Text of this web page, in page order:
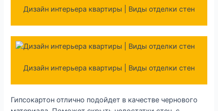
Дизайн интерьера квартиры | Виды отделки стен
Дизайн интерьера квартиры | Виды отделки стен
Гипсокартон отлично подойдет в качестве чернового